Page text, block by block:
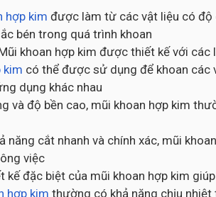
hợp kim được làm từ các vật liệu có độ
bén trong quá trình khoan
khoan hợp kim được thiết kế với
kim có thể được sử dụng để khoan các
dụng khác nhau
và độ bền cao, mũi khoan hợp kim
năng cắt nhanh và chính xác, mũi
việc
kế đặc biệt của mũi khoan hợp kim
hợp kim thường có khả năng chịu